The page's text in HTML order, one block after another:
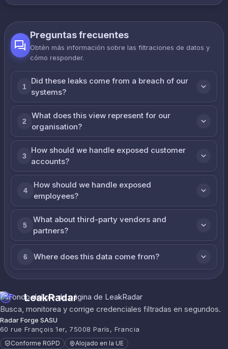
Preguntas frecuentes
Obtén más información sobre las filtraciones de datos y
cómo responder.
1
Did these leaks come from a breach of our
systems?
2
What does this view represent for our
organisation?
3
How should we handle exposed customer
accounts?
4
How should we handle exposed
employees?
5
What about third-party vendors and
partners?
6 Where does this data come from?
LeakRadar
Busca, monitorea y corrige credenciales filtradas en segundos.
Radar Forge SASU
60 rue François 1er, 75008 París, Francia
Conforme RGPD Alojado en la UE